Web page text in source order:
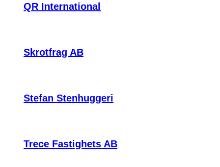
QR International
Skrotfrag AB
Stefan Stenhuggeri
Trece Fastighets AB